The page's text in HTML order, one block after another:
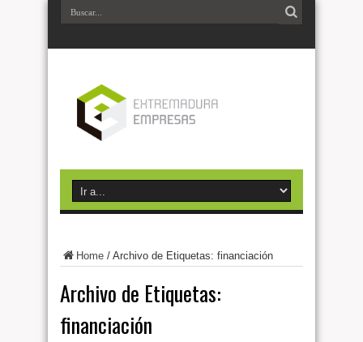
Home / Archivo de Etiquetas: financiación
Archivo de Etiquetas:
financiación